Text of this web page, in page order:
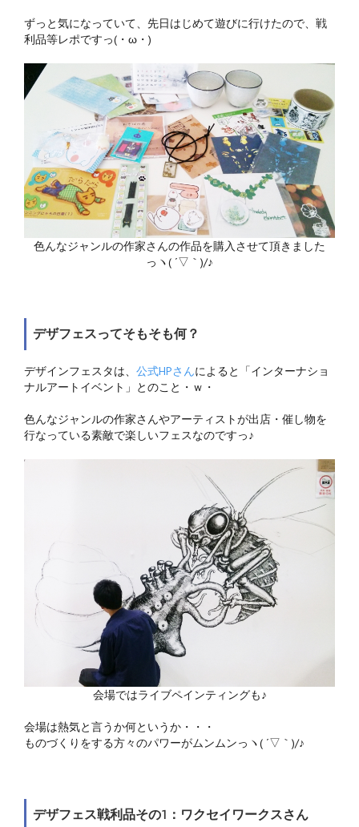
ずっと気になっていて、先日はじめて遊びに行けたので、戦
利品等レポですっ(・ω・)ゞ
色んなジャンルの作家さんの作品を購入させて頂きました
っヽ( ´▽｀)/♪
デザフェスってそもそも何？
デザインフェスタは、 公式HPさんによると「インターナショ
ナルアートイベント」とのこと・ｗ・
色んなジャンルの作家さんやアーティストが出店・催し物を
行なっている素敵で楽しいフェスなのですっ♪
会場ではライブペインティングも♪
会場は熱気と言うか何というか・・・
ものづくりをする方々のパワーがムンムンっヽ( ´▽｀)/♪
デザフェス戦利品その1：ワクセイワークスさん